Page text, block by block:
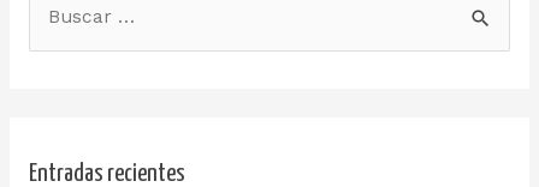
Entradas recientes